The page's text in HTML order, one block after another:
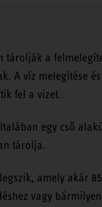
a
A víz melegítése
fel a vizet.
egy cső
tárolja.
amely akár
vagy